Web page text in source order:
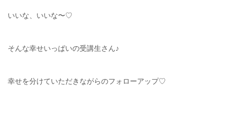
いいな、いいな〜♡
そんな幸せいっぱいの受講生さん♪
幸せを分けていただきながらのフォローアップ♡